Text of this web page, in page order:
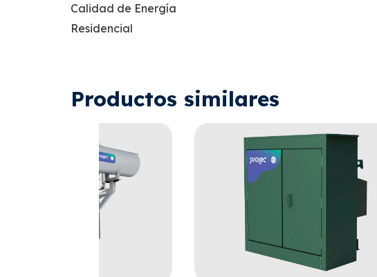
Calidad de Energía
Residencial
Productos similares